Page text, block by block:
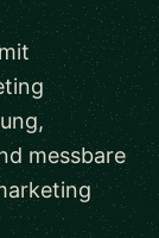
messbare